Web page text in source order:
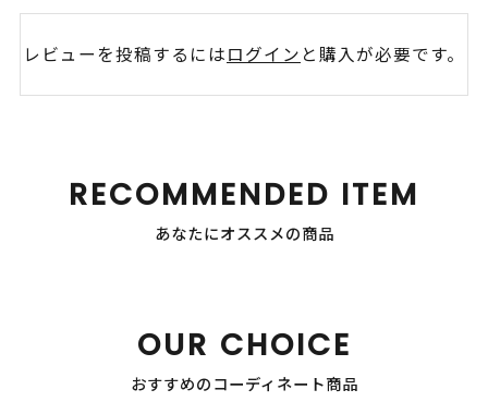
レビューを投稿するにはログイン と購入が必要です。
RECOMMENDED ITEM
あなたにオススメの商品
OUR CHOICE
おすすめのコーディネート商品